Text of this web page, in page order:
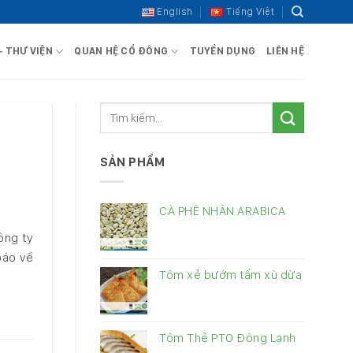
English Tiếng Việt
THƯ VIỆN QUAN HỆ CỔ ĐÔNG TUYỂN DỤNG LIÊN HỆ
ty
về
SẢN PHẨM
CÀ PHÊ NHÂN ARABICA
Tôm xẻ bướm tẩm xù dừa
Tôm Thẻ PTO Đông Lạnh